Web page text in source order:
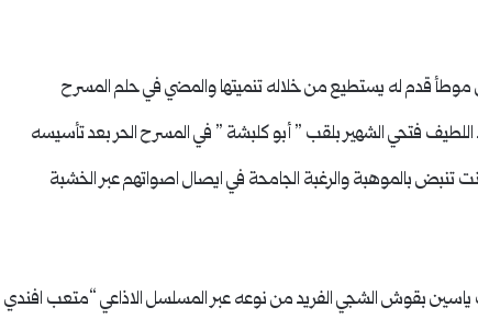
قدم له يستطيع من خلاله تنميتها والمضي في حلم المسرح
اللطيف فتحي الشهير بلقب ” أبو كلبشة ” في المسرح الحر بعد تأسيسه
كانت تنبض بالموهبة والرغبة الجامحة في ايصال اصواتهم عبر الخشبة
صوت ياسين بقوش الشجي الفريد من نوعه عبر المسلسل الاذاعي “متعب افندي